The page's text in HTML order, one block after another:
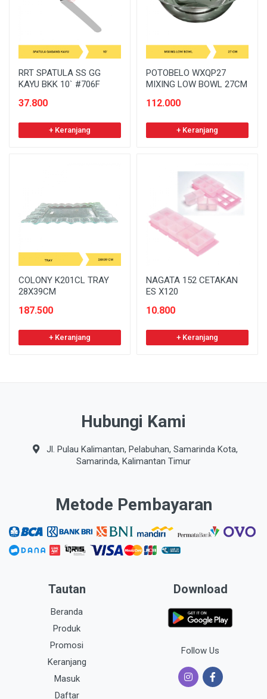
RRT SPATULA SS GG
KAYU BKK 10` #706F
37.800
+ Keranjang
POTOBELO WXQP27
MIXING LOW BOWL 27CM
112.000
+ Keranjang
COLONY K201CL TRAY
28X39CM
187.500
+ Keranjang
NAGATA 152 CETAKAN
ES X120
10.800
+ Keranjang
Hubungi Kami
Jl. Pulau Kalimantan, Pelabuhan, Samarinda Kota,
Samarinda, Kalimantan Timur
Metode Pembayaran
Tautan
Beranda
Produk
Promosi
Keranjang
Masuk
Daftar
Download
Follow Us